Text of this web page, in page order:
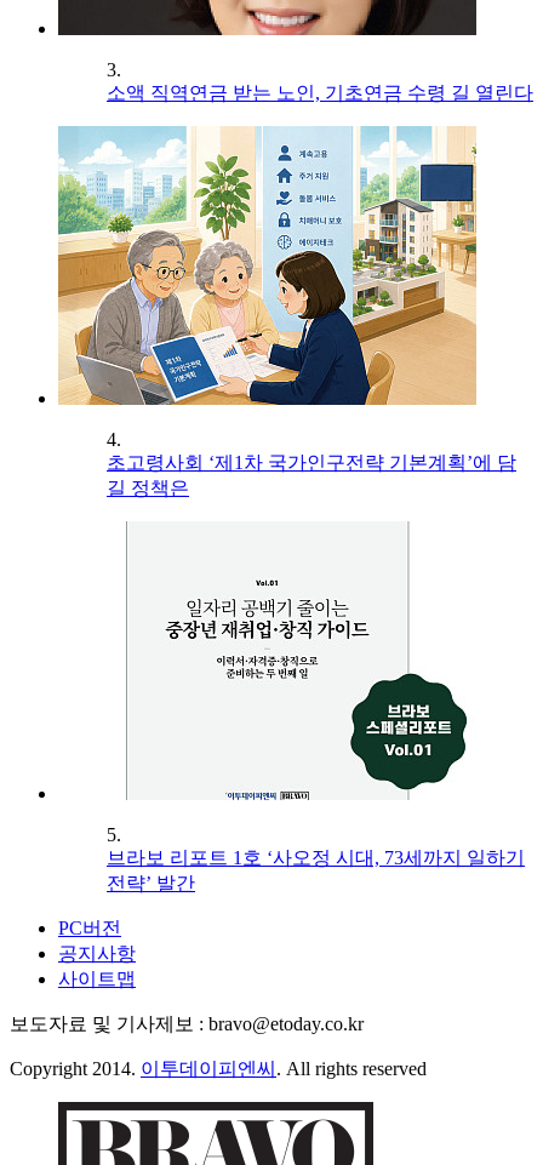
3.
소액 직역연금 받는 노인, 기초연금 수령 길 열린다
4.
초고령사회 ‘제1차 국가인구전략 기본계획’에 담
길 정책은
5.
브라보 리포트 1호 ‘사오정 시대, 73세까지 일하기
전략’ 발간
PC버전
공지사항
사이트맵
보도자료 및 기사제보 : bravo@etoday.co.kr
Copyright 2014. 이투데이피엔씨 . All rights reserved